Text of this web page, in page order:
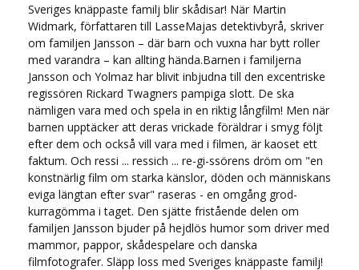
Sveriges knäppaste familj blir skådisar! När Martin
Widmark, författaren till LasseMajas detektivbyrå, skriver
om familjen Jansson – där barn och vuxna har bytt roller
med varandra – kan allting hända.Barnen i familjerna
Jansson och Yolmaz har blivit inbjudna till den excentriske
regissören Rickard Twagners pampiga slott. De ska
nämligen vara med och spela in en riktig långfilm! Men när
barnen upptäcker att deras vrickade föräldrar i smyg följt
efter dem och också vill vara med i filmen, är kaoset ett
faktum. Och ressi ... ressich ... re-gi-ssörens dröm om "en
konstnärlig film om starka känslor, döden och människans
eviga längtan efter svar" raseras - en omgång grod-
kurragömma i taget. Den sjätte fristående delen om
familjen Jansson bjuder på hejdlös humor som driver med
mammor, pappor, skådespelare och danska
filmfotografer. Släpp loss med Sveriges knäppaste familj!